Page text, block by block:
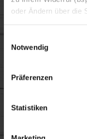
oder Ändern über die
Notwendig
Präferenzen
Statistiken